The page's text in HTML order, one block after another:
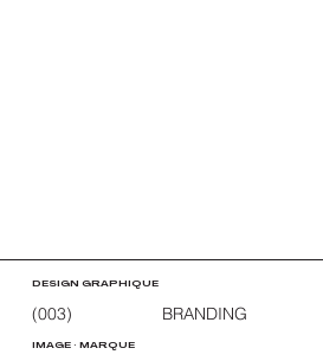
DESIGN GRAPHIQUE
(003) BRANDING
IMAGE · MARQUE